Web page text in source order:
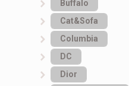
Buffalo
Cat&Sofa
Columbia
DC
Dior